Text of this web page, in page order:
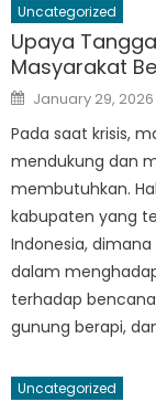
Uncategorized
Upaya
Masyarakat
Posted
on
January 29, 2026
Pada saat krisis,
mendukung dan
membutuhkan.
kabupaten yang
Indonesia,
dalam
terhadap
gunung berapi,
Uncategorized